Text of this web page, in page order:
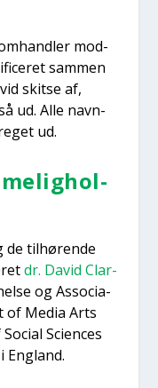
mod­
sam­men
skit­se af,
ud. Alle navn­
ud.
de til­hø­ren­de
dr. David Clar­
og Asso­ci­a­
of Media Arts
Sci­en­ces
Eng­land.